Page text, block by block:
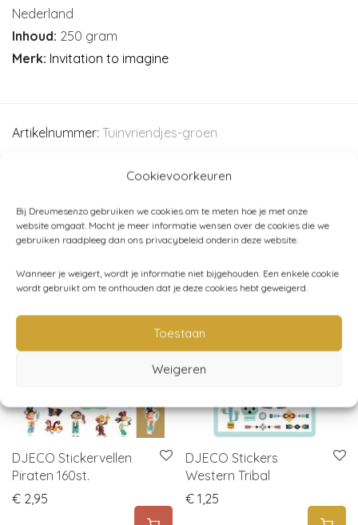
Cookievoorkeuren
Bij Dreumesenzo gebruiken we cookies om te meten hoe je met onze
website omgaat. Mocht je meer informatie wensen over de cookies die we
gebruiken raadpleeg dan ons privacybeleid onderin deze website.
Wanneer je weigert, wordt je informatie niet bijgehouden. Een enkele cookie
wordt gebruikt om te onthouden dat je deze cookies hebt geweigerd.
Toestaan
Weigeren
Nederland
Inhoud: 250 gram
Merk: Invitation to imagine
Artikelnummer: Tuinvriendjes-groen
DJECO Stickervellen
Piraten 160st.
€ 2,95
DJECO Stickers
Western Tribal
€ 1,25